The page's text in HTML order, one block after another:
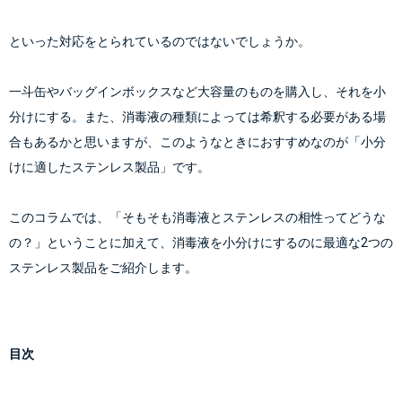
といった対応をとられているのではないでしょうか。
一斗缶やバッグインボックスなど大容量のものを購入し、それを小
分けにする。また、消毒液の種類によっては希釈する必要がある場
合もあるかと思いますが、このようなときにおすすめなのが「小分
けに適したステンレス製品」です。
このコラムでは、「そもそも消毒液とステンレスの相性ってどうな
の？」ということに加えて、消毒液を小分けにするのに最適な2つの
ステンレス製品をご紹介します。
目次